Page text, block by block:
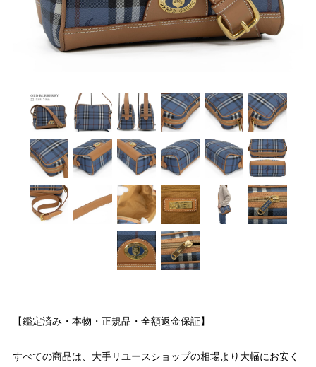
【鑑定済み・本物・正規品・全額返金保証】
すべての商品は、大手リユースショップの相場より大幅にお安く